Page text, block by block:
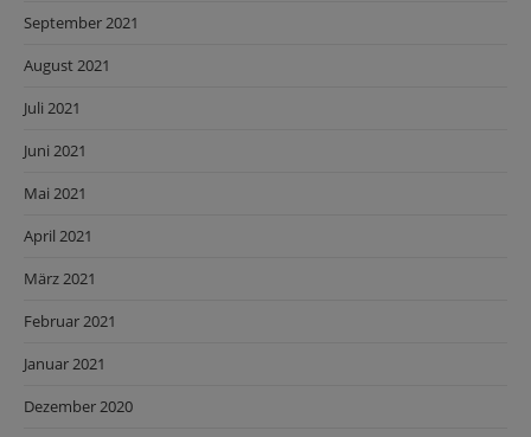
September 2021
August 2021
Juli 2021
Juni 2021
Mai 2021
April 2021
März 2021
Februar 2021
Januar 2021
Dezember 2020